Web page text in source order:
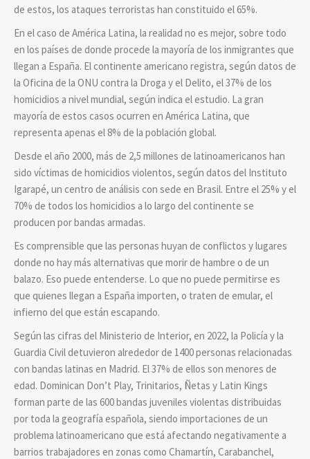
de estos, los ataques terroristas han constituido el 65%.
En el caso de América Latina, la realidad no es mejor, sobre todo
en los países de donde procede la mayoría de los inmigrantes que
llegan a España. El continente americano registra, según datos de
la Oficina de la ONU contra la Droga y el Delito, el 37% de los
homicidios a nivel mundial, según indica el estudio. La gran
mayoría de estos casos ocurren en América Latina, que
representa apenas el 8% de la población global.
Desde el año 2000, más de 2,5 millones de latinoamericanos han
sido víctimas de homicidios violentos, según datos del Instituto
Igarapé, un centro de análisis con sede en Brasil. Entre el 25% y el
70% de todos los homicidios a lo largo del continente se
producen por bandas armadas.
Es comprensible que las personas huyan de conflictos y lugares
donde no hay más alternativas que morir de hambre o de un
balazo. Eso puede entenderse. Lo que no puede permitirse es
que quienes llegan a España importen, o traten de emular, el
infierno del que están escapando.
Según las cifras del Ministerio de Interior, en 2022, la Policía y la
Guardia Civil detuvieron alrededor de 1400 personas relacionadas
con bandas latinas en Madrid. El 37% de ellos son menores de
edad. Dominican Don’t Play, Trinitarios, Ñetas y Latin Kings
forman parte de las 600 bandas juveniles violentas distribuidas
por toda la geografía española, siendo importaciones de un
problema latinoamericano que está afectando negativamente a
barrios trabajadores en zonas como Chamartín, Carabanchel,